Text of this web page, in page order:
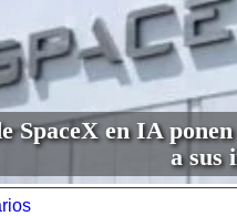
SpaceX en IA
a sus